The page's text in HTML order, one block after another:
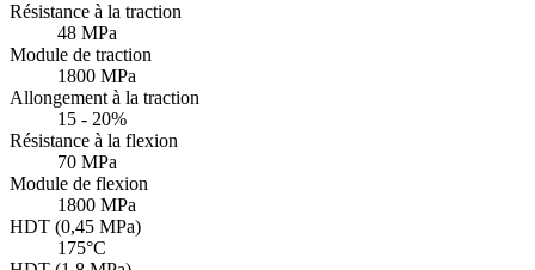
Résistance à la traction
48 MPa
Module de traction
1800 MPa
Allongement à la traction
15 - 20%
Résistance à la flexion
70 MPa
Module de flexion
1800 MPa
HDT (0,45 MPa)
175°C